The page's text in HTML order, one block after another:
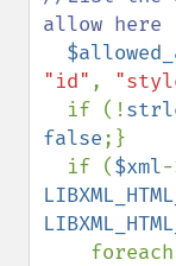
allow here
"id" ,
  if (!
false;}
  if (
$xml-